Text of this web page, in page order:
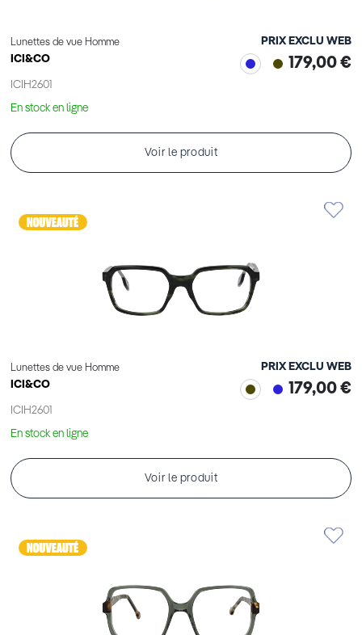
Lunettes de vue Homme
ICI&CO
ICIH2601
PRIX EXCLU WEB
179,00 €
En stock en ligne
Voir le produit
Lunettes de vue Homme
ICI&CO
ICIH2601
PRIX EXCLU WEB
179,00 €
En stock en ligne
Voir le produit